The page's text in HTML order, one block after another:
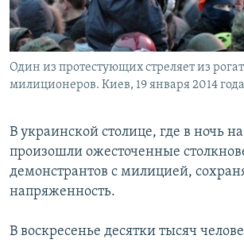
Один из протестующих стреляет из
милиционеров. Киев, 19 января 2014
В украинской столице, где в ночь
произошли ожесточенные
демонстрантов с милицией,
напряженность.
В воскресенье десятки тысяч